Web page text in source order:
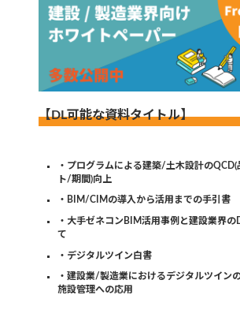
【DL可能な資料タイトル】
・プログラムによる建築/土木設計の
ト/期間)向上
・BIM/CIMの導入から活用までの手引書
・大手ゼネコンBIM活用事例と建設業界の
て
・デジタルツイン白書
・建設業/製造業におけるデジタルツイン
施設管理への応用